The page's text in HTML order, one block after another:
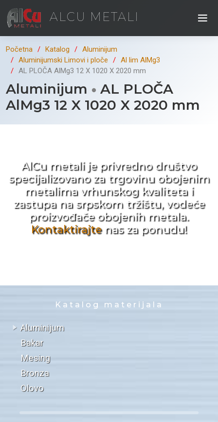
ALCU METALI
Početna Katalog
Aluminijum
Aluminijumski Limovi i ploče
Al lim AlMg3
AL PLOČA AlMg3 12 X 1020 X 2020 mm
Aluminijum
AL PLOČA
AlMg3 12 X 1020 X 2020 mm
AlCu metali je privredno društvo
specijalizovano za trgovinu obojenim
metalima vrhunskog kvaliteta i
zastupa na srpskom tržištu, vodeće
proizvođače obojenih metala.
Kontaktirajtenas za ponudu!
Katalog materijala
Aluminijum
Bakar
Mesing
Bronza
Olovo